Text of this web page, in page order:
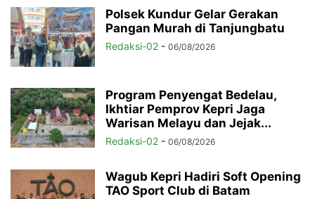
Polsek Kundur Gelar Gerakan
Pangan Murah di Tanjungbatu
Redaksi-02 - 06/08/2026
Program Penyengat Bedelau,
Ikhtiar Pemprov Kepri Jaga
Warisan Melayu dan Jejak...
Redaksi-02 - 06/08/2026
Wagub Kepri Hadiri Soft Opening
TAO Sport Club di Batam